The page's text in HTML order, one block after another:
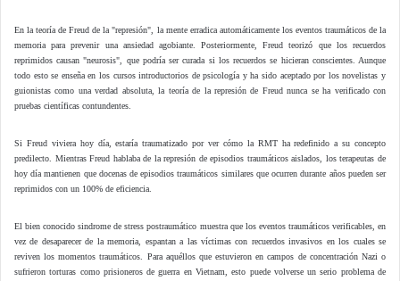
En la teoría de Freud de la "represión", la mente erradica automáticamente los eventos traumáticos de la
memoria para prevenir una ansiedad agobiante. Posteriormente, Freud teorizó que los recuerdos
reprimidos causan "neurosis", que podría ser curada si los recuerdos se hicieran conscientes. Aunque
todo esto se enseña en los cursos introductorios de psicología y ha sido aceptado por los novelistas y
guionistas como una verdad absoluta, la teoría de la represión de Freud nunca se ha verificado con
pruebas científicas contundentes.
Si Freud viviera hoy día, estaría traumatizado por ver cómo la RMT ha redefinido a su concepto
predilecto. Mientras Freud hablaba de la represión de episodios traumáticos aislados, los terapeutas de
hoy día mantienen que docenas de episodios traumáticos similares que ocurren durante años pueden ser
reprimidos con un 100% de eficiencia.
El bien conocido sindrome de stress postraumático muestra que los eventos traumáticos verificables, en
vez de desaparecer de la memoria, espantan a las víctimas con recuerdos invasivos en los cuales se
reviven los momentos traumáticos. Para aquéllos que estuvieron en campos de concentración Nazi o
sufrieron torturas como prisioneros de guerra en Vietnam, esto puede volverse un serio problema de